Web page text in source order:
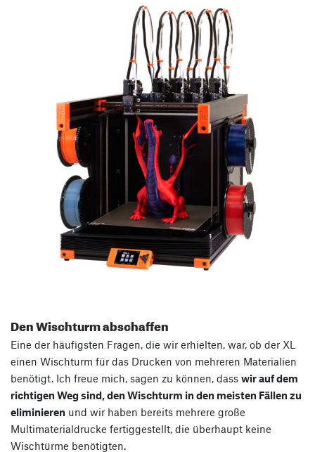
Den Wischturm abschaffen
Eine der häufigsten Fragen, die wir erhielten, war, ob der XL
einen Wischturm für das Drucken von mehreren Materialien
benötigt. Ich freue mich, sagen zu können, dass wir auf dem
richtigen Weg sind, den Wischturm in den meisten Fällen zu
eliminieren und wir haben bereits mehrere große
Multimaterialdrucke fertiggestellt, die überhaupt keine
Wischtürme benötigten.